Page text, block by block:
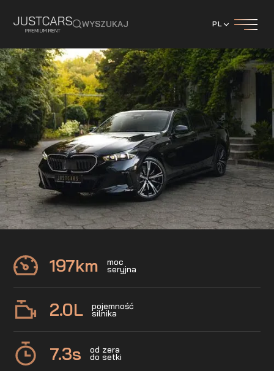
WYSZUKAJ PL
BMW
520d M-pakiet
197km moc
seryjna
2.0L pojemność
silnika
7.3s od zera
do setki